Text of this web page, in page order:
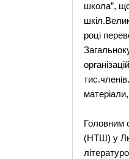
школа”,
році
Головним
(НТШ) у